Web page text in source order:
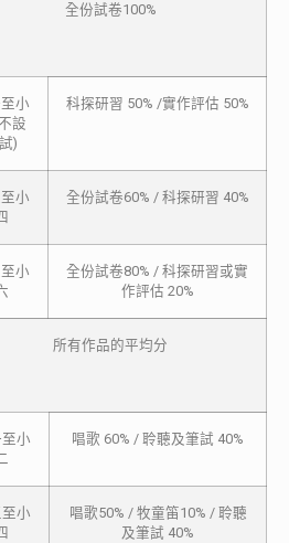
全份試卷100%
小
設
)
科探研習 50% /實作評估 50%
小
全份試卷60% / 科探研習 40%
小
全份試卷80% / 科探研習或實
作評估 20%
所有作品的平均分
小
唱歌 60% / 聆聽及筆試 40%
小
唱歌50% / 牧童笛10% / 聆聽
及筆試 40%